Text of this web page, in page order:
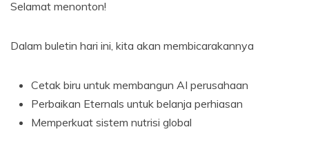
Selamat menonton!
Dalam buletin hari ini, kita akan membicarakannya
Cetak biru untuk membangun AI perusahaan
Perbaikan Eternals untuk belanja perhiasan
Memperkuat sistem nutrisi global